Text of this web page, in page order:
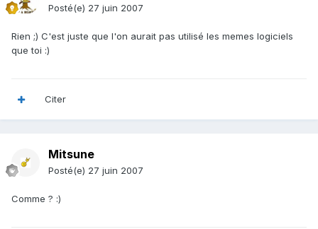
Posté(e) 27 juin 2007
Rien ;) C'est juste que l'on aurait pas utilisé les memes logiciels
que toi :)
Citer
Mitsune
Posté(e) 27 juin 2007
Comme ? :)